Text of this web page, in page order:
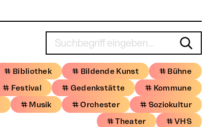
# Bibliothek # Bildende Kunst
# Bühne
# Festival
# Gedenkstätte
# Kommune
# Musik # Orchester
# Soziokultur
# Theater
# VHS